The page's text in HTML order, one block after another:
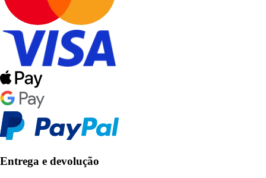
Entrega e devolução